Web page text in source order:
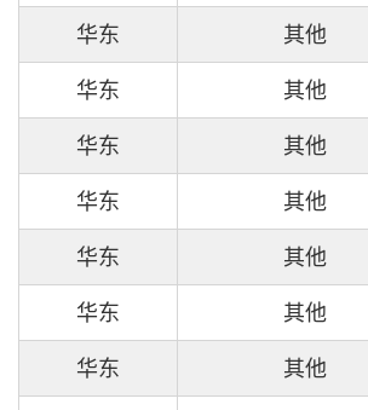
华东 其他
华东 其他
华东 其他
华东 其他
华东 其他
华东 其他
华东 其他